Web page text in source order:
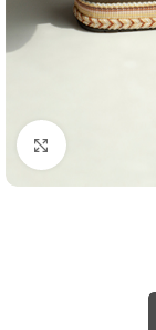
Agrandir